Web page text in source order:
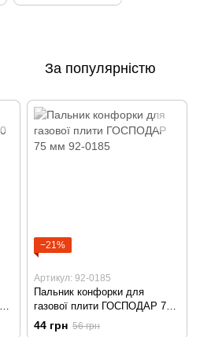
За популярністю
−21%
Артикул: 92-0185
Пальник конфорки для
газової плити ГОСПОДАР 75
мм 92-0185
44 грн 56 грн